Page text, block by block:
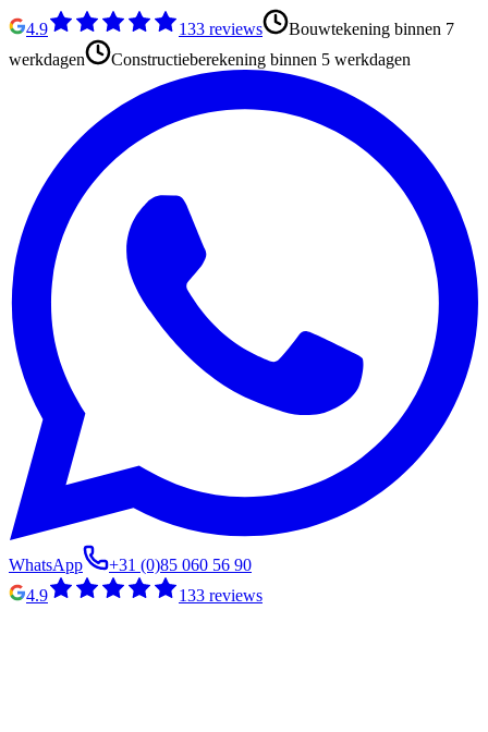
4.9 133 reviews
Bouwtekening binnen 7
werkdagen
Constructieberekening binnen 5 werkdagen
WhatsApp
+31 (0)85 060 56 90
4.9
133 reviews